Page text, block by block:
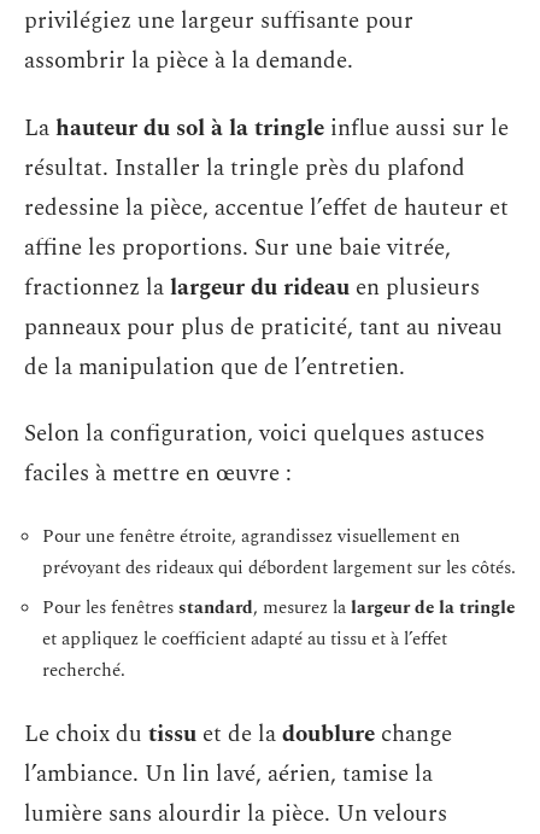
privilégiez une largeur suffisante pour
assombrir la pièce à la demande.
Lahauteur du sol à la tringle influe aussi sur le
résultat. Installer la tringle près du plafond
redessine la pièce, accentue l’effet de hauteur et
affine les proportions. Sur une baie vitrée,
fractionnez lalargeur du rideau en plusieurs
panneaux pour plus de praticité, tant au niveau
de la manipulation que de l’entretien.
Selon la configuration, voici quelques astuces
faciles à mettre en œuvre :
Pour une fenêtre étroite, agrandissez visuellement en
prévoyant des rideaux qui débordent largement sur les côtés.
Pour les fenêtresstandard, mesurez lalargeur de la tringle
et appliquez le coefficient adapté au tissu et à l’effet
recherché.
Le choix du tissu et de ladoublure change
l’ambiance. Un lin lavé, aérien, tamise la
lumière sans alourdir la pièce. Un velours